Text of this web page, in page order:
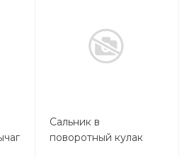
Сальник в
поворотный кулак